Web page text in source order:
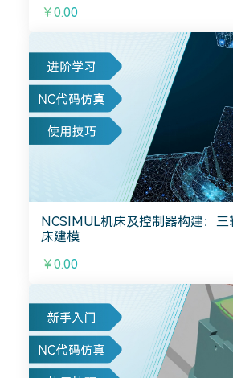
￥0.00
NCSIMUL机床及控制器构建：
床建模
￥0.00